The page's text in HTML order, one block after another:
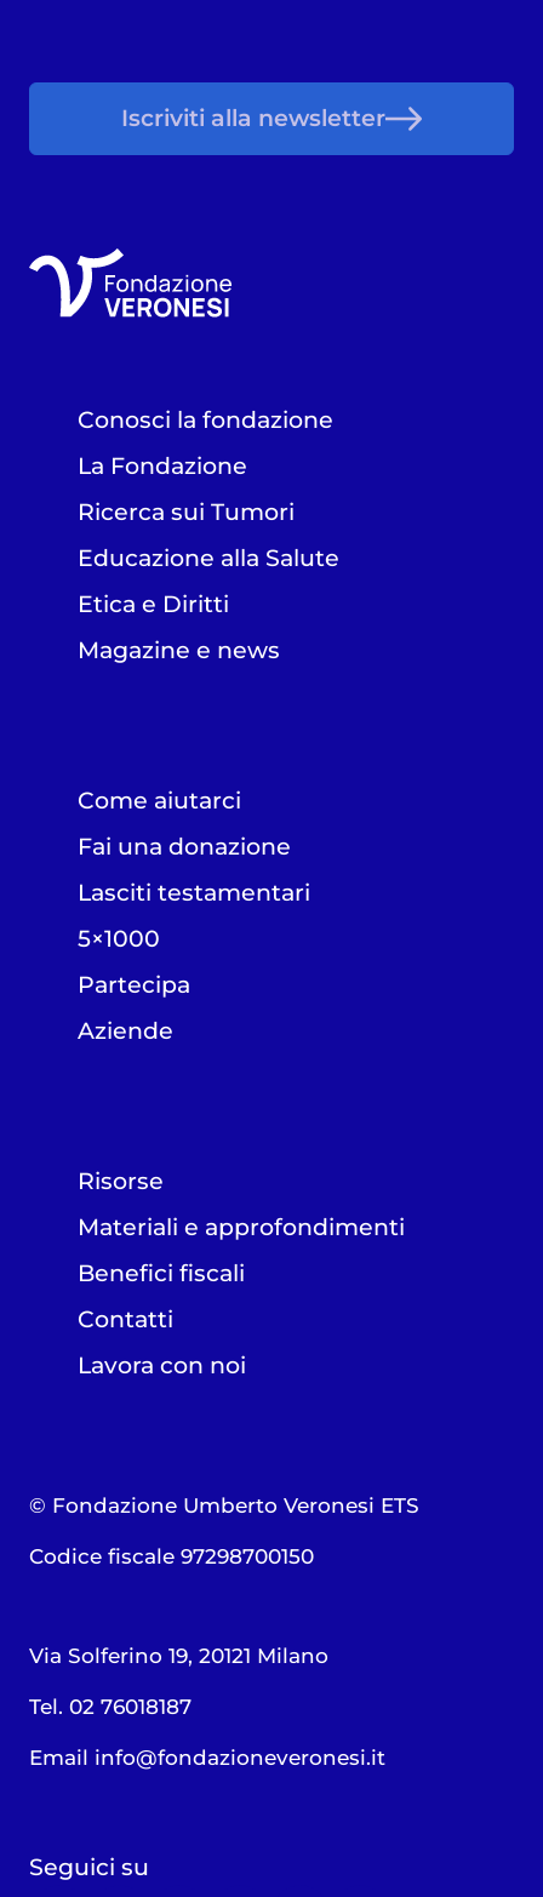
Iscriviti alla newsletter
Conosci la fondazione
La Fondazione
Ricerca sui Tumori
Educazione alla Salute
Etica e Diritti
Magazine e news
Come aiutarci
Fai una donazione
Lasciti testamentari
5×1000
Partecipa
Aziende
Risorse
Materiali e approfondimenti
Benefici fiscali
Contatti
Lavora con noi
© Fondazione Umberto Veronesi ETS
Codice fiscale 97298700150
Via Solferino 19, 20121 Milano
Tel. 02 76018187
Email info@fondazioneveronesi.it
Seguici su